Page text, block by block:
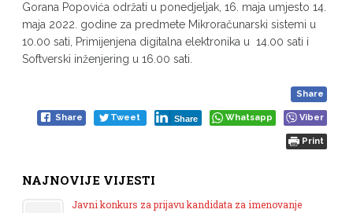
Gorana Popovića održati u ponedjeljak, 16. maja umjesto 14.
maja 2022. godine za predmete Mikroračunarski sistemi u
10.00 sati, Primijenjena digitalna elektronika u 14.00 sati i
Softverski inženjering u 16.00 sati.
Share
Share Tweet Share Whatsapp Viber
Print
NAJNOVIJE VIJESTI
Javni konkurs za prijavu kandidata za imenovanje